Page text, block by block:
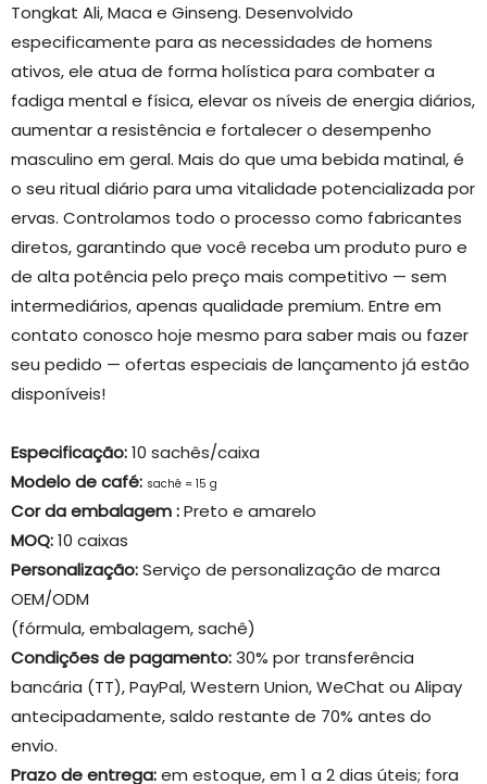
Tongkat Ali, Maca e Ginseng. Desenvolvido
especificamente para as necessidades de homens
ativos, ele atua de forma holística para combater a
fadiga mental e física, elevar os níveis de energia diários,
aumentar a resistência e fortalecer o desempenho
masculino em geral. Mais do que uma bebida matinal, é
o seu ritual diário para uma vitalidade potencializada por
ervas. Controlamos todo o processo como fabricantes
diretos, garantindo que você receba um produto puro e
de alta potência pelo preço mais competitivo — sem
intermediários, apenas qualidade premium. Entre em
contato conosco hoje mesmo para saber mais ou fazer
seu pedido — ofertas especiais de lançamento já estão
disponíveis!
Especificação:10 sachês/caixa
Modelo de café: sachê = 15 g
Cor da embalagem:Preto e amarelo
MOQ:10 caixas
Personalização:Serviço de personalização de marca
OEM/ODM
(fórmula, embalagem, sachê)
Condições de pagamento:30% por transferência
bancária (TT), PayPal, Western Union, WeChat ou Alipay
antecipadamente, saldo restante de 70% antes do
envio.
Prazo de entrega:em estoque, em 1 a 2 dias úteis; fora